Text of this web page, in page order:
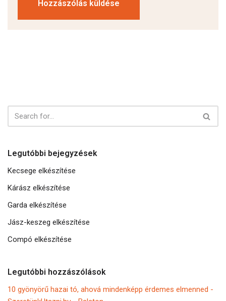
Legutóbbi bejegyzések
Kecsege elkészítése
Kárász elkészítése
Garda elkészítése
Jász-keszeg elkészítése
Compó elkészítése
Legutóbbi hozzászólások
10 gyönyörű hazai tó, ahová mindenképp érdemes elmenned -